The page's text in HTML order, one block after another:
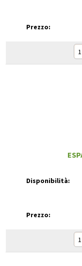
Prezzo:
Disponibilità:
Prezzo: